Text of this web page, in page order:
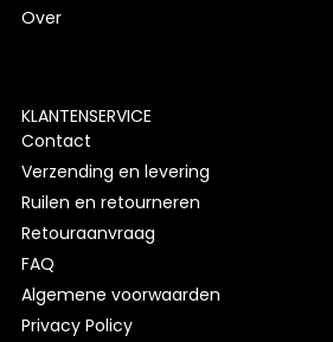
Over
KLANTENSERVICE
Contact
Verzending en levering
Ruilen en retourneren
Retouraanvraag
FAQ
Algemene voorwaarden
Privacy Policy